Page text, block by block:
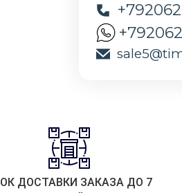
ДОСТАВКИ ЗАКАЗА ДО 7